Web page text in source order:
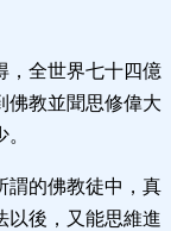
，全世界七十四億
佛教並聞思修偉大
謂的佛教徒中，真
以後，又能思維進